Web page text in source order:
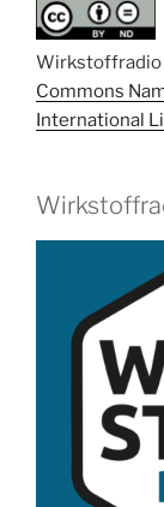
Wirkstoffradio
Commons
International